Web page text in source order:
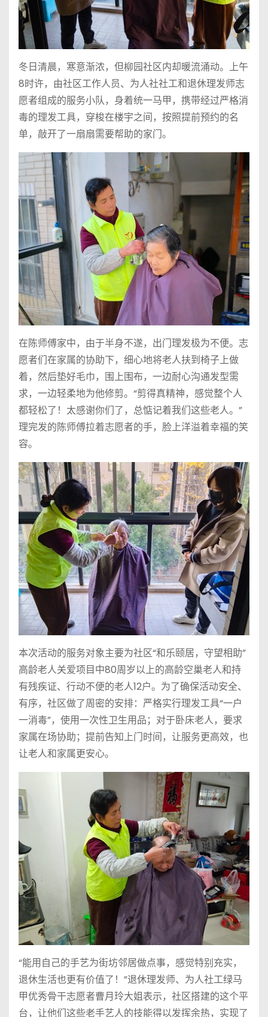
冬日清晨，寒意渐浓，但柳园社区内却暖流涌动。上午
8时许，由社区工作人员、为人社社工和退休理发师志
愿者组成的服务小队，身着统一马甲，携带经过严格消
毒的理发工具，穿梭在楼宇之间，按照提前预约的名
单，敲开了一扇扇需要帮助的家门。
在陈师傅家中，由于半身不遂，出门理发极为不便。志
愿者们在家属的协助下，细心地将老人扶到椅子上做
着，然后垫好毛巾，围上围布，一边耐心沟通发型需
求，一边轻柔地为他修剪。“剪得真精神，感觉整个人
都轻松了！太感谢你们了，总惦记着我们这些老人。”
理完发的陈师傅拉着志愿者的手，脸上洋溢着幸福的笑
容。
本次活动的服务对象主要为社区“和乐颐居，守望相助”
高龄老人关爱项目中80周岁以上的高龄空巢老人和持
有残疾证、行动不便的老人12户。为了确保活动安全、
有序，社区做了周密的安排：严格实行理发工具“一户
一消毒”，使用一次性卫生用品；对于卧床老人，要求
家属在场协助；提前告知上门时间，让服务更高效，也
让老人和家属更安心。
“能用自己的手艺为街坊邻居做点事，感觉特别充实，
退休生活也更有价值了！”退休理发师、为人社工绿马
甲优秀骨干志愿者曹月玲大姐表示，社区搭建的这个平
台，让他们这些老手艺人的技能得以发挥余热，实现了